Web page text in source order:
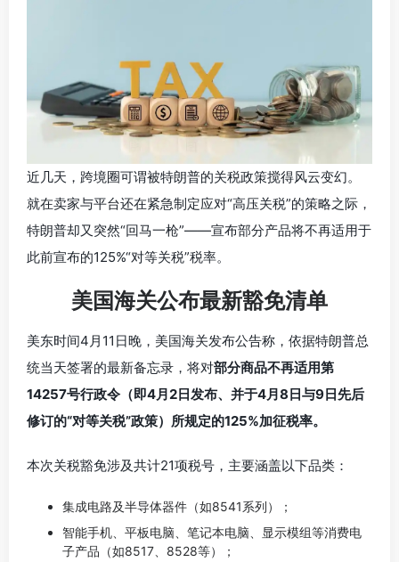
近几天，跨境圈可谓被特朗普的关税政策搅得风云变幻。
就在卖家与平台还在紧急制定应对“高压关税”的策略之际，
特朗普却又突然“回马一枪”——宣布部分产品将不再适用于
此前宣布的125%“对等关税”税率。
美国海关公布最新豁免清单
美东时间4月11日晚，美国海关发布公告称，依据特朗普总
统当天签署的最新备忘录，将对部分商品不再适用第
14257号行政令（即4月2日发布、并于4月8日与9日先后
修订的“对等关税”政策）所规定的125%加征税率。
本次关税豁免涉及共计21项税号，主要涵盖以下品类：
集成电路及半导体器件（如8541系列）；
智能手机、平板电脑、笔记本电脑、显示模组等消费电
子产品（如8517、8528等）；